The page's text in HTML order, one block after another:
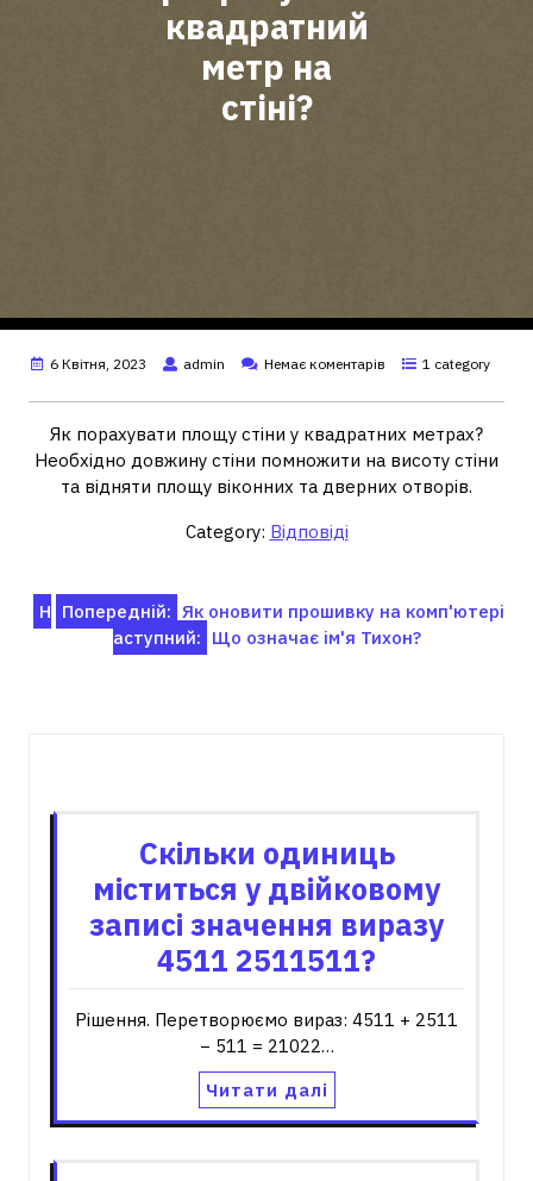
квадратний
метр на
стіні?
6 Квітня, 2023 admin Немає коментарів 1 category
Як порахувати площу стіни у квадратних метрах?
Необхідно довжину стіни помножити на висоту стіни
та відняти площу віконних та дверних отворів.
Category: Відповіді
Навігація
записів
Попередній: Як оновити прошивку на комп'ютері
Н
аступний: Що означає ім'я Тихон?
Скільки одиниць
міститься у двійковому
записі значення виразу
4511 2511511?
Рішення. Перетворюємо вираз: 4511 + 2511
− 511 = 21022…
Читати далі